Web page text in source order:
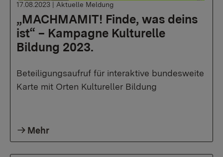
„MACHMAMIT! Finde, was deins
ist“ – Kampagne Kulturelle
Bildung 2023.
17.08.2023 | Aktuelle Meldung
Beteiligungsaufruf für interaktive bundesweite
Karte mit Orten Kultureller Bildung
Mehr